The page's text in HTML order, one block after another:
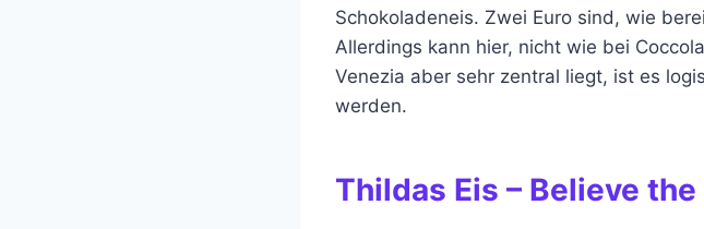
Schokoladeneis. Zwei Euro sind, wie
Allerdings kann hier, nicht wie bei
Venezia aber sehr zentral liegt, ist es
werden.
Thildas Eis – Believe